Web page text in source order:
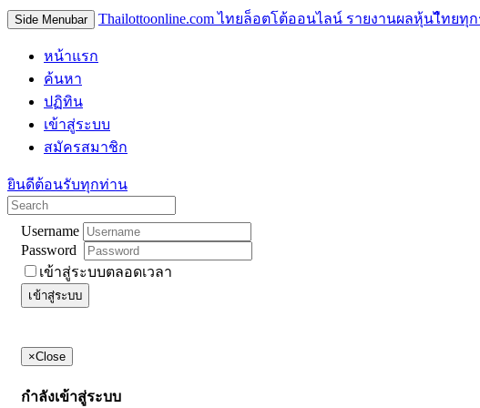
Side Menubar Thailottoonline.com ไทยล็อตโต้ออนไลน์ รายงานผลหุ้นไืทยทุ
หน้าแรก
ค้นหา
ปฏิทิน
เข้าสู่ระบบ
สมัครสมาชิก
ยินดีต้อนรับทุกท่าน
Username
Password
เข้าสู่ระบบตลอดเวลา
เข้าสู่ระบบ
×Close
กำลังเข้าสู่ระบบ